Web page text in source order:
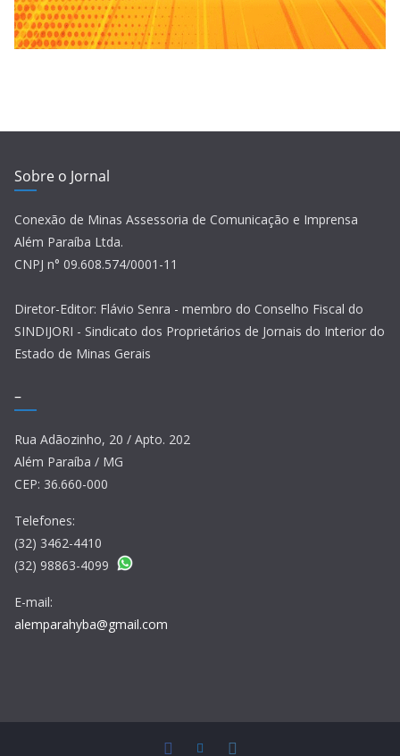
Sobre o Jornal
Conexão de Minas Assessoria de Comunicação e Imprensa
Além Paraíba Ltda.
CNPJ n° 09.608.574/0001-11
Diretor-Editor: Flávio Senra - membro do Conselho Fiscal do
SINDIJORI - Sindicato dos Proprietários de Jornais do Interior do
Estado de Minas Gerais
–
Rua Adãozinho, 20 / Apto. 202
Além Paraíba / MG
CEP: 36.660-000
Telefones:
(32) 3462-4410
(32) 98863-4099
E-mail:
alemparahyba@gmail.com